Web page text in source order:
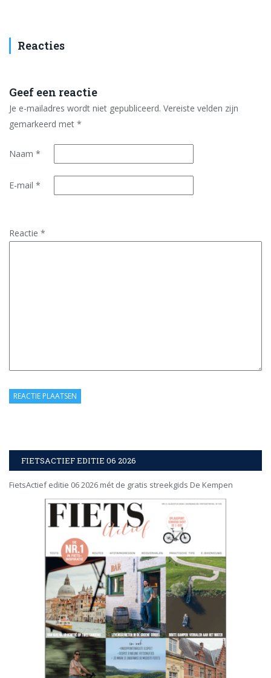
Reacties
Geef een reactie
Je e-mailadres wordt niet gepubliceerd. Vereiste velden zijn
gemarkeerd met *
Naam *
E-mail *
Reactie *
FIETSACTIEF EDITIE 06 2026
FietsActief editie 06 2026 mét de gratis streekgids De Kempen